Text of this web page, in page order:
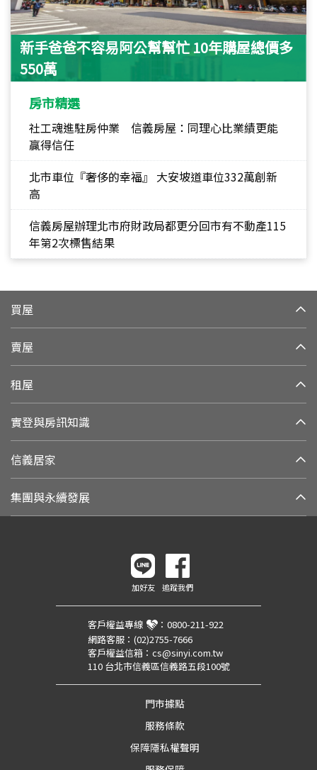
新手爸爸不容易阿公幫幫忙 10年購屋總價多
550萬
房市精選
社工魂進駐房仲業 信義房屋：同理心比業績更能
贏得信任
北市車位『奢侈的幸福』 大安坡道車位332萬創新
高
信義房屋辦理北市府財政局都更分回市有不動產115
年第2次標售結果
買屋
賣屋
租屋
實登與房訊知識
信義居家
集團與永續發展
加好友 追蹤我們
客戶權益專線 ： 0800-211-922
網路客服： (02)2755-7666
客戶權益信箱： cs@sinyi.com.tw
110 台北市信義區信義路五段100號
門市據點
服務條款
保障隱私權聲明